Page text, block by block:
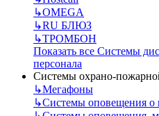
↳OMEGA
↳RU БЛЮЗ
↳ТРОМБОН
Показать все Системы
персонала
Системы охрано-
↳Мегафоны
↳Системы оповещения о